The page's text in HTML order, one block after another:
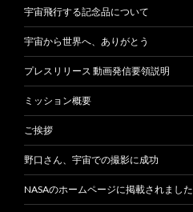
宇宙飛行する記念品について
宇宙から世界へ、ありがとう
プレスリリース 動画発信要領説明
ミッション概要
ご挨拶
野口さん、宇宙での撮影に成功
NASAのホームページに掲載されました